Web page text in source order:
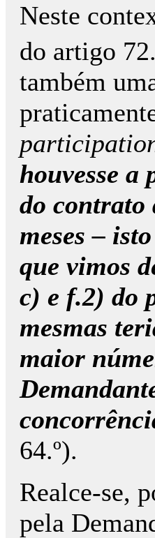
Neste
do artigo
também
houvesse a
do contrato
meses –
que vimos
c) e f.2) do
mesmas
maior
64.º).
Realce-se,
pela